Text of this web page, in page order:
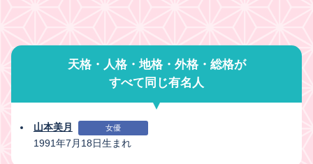
天格・人格・地格・外格・総格が
すべて同じ有名人
山本美月 女優
1991年7月18日生まれ